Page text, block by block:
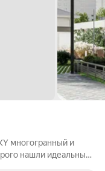
нашли идеальный